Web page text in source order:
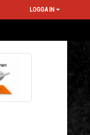
LOGGA IN